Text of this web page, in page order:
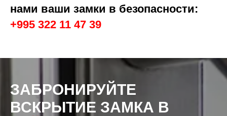
нами ваши замки в безопасности:
+995 322 11 47 39
ЗАБРОНИРУЙТЕ
ВСКРЫТИЕ ЗАМКА В